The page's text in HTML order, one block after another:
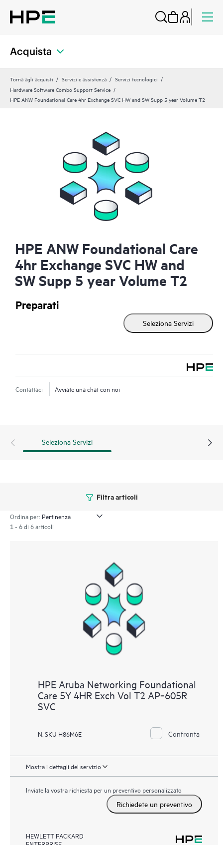
Acquista
Torna agli acquisti Servizi e assistenza
Servizi tecnologici
Hardware Software Combo Support Service
HPE ANW Foundational Care 4hr Exchange SVC HW and SW Supp 5 year Volume T2
HPE ANW Foundational Care
4hr Exchange SVC HW and
SW Supp 5 year Volume T2
Preparati
Seleziona Servizi
Contattaci Avviate una chat con noi
Seleziona Servizi
Filtra articoli
Ordina per:
1 - 6 di 6 articoli
HPE Aruba Networking Foundational
Care 5Y 4HR Exch Vol T2 AP‑605R
SVC
N. SKU H86M6E Confronta
Mostra i dettagli del servizio
Inviate la vostra richiesta per un preventivo personalizzato
Richiedete un preventivo
HEWLETT PACKARD